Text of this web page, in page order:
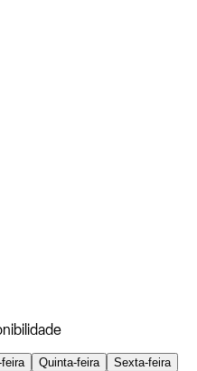
Quinta-feira
Sexta-feira